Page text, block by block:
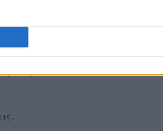
«Παράγουμε στην Ελλάδα»
Δράσης, ΚΕΠΑ-ΑΝΕΜ ΑΜΚΕ/